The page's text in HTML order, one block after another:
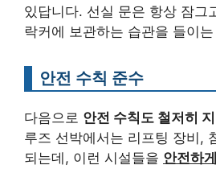
있답니다. 선실 문은 항상 잠그
락커에 보관하는 습관을 들이
안전 수칙 준수
다음으로 안전 수칙도 철저히
루즈 선박에서는 리프팅 장비,
되는데, 이런 시설들을 안전하